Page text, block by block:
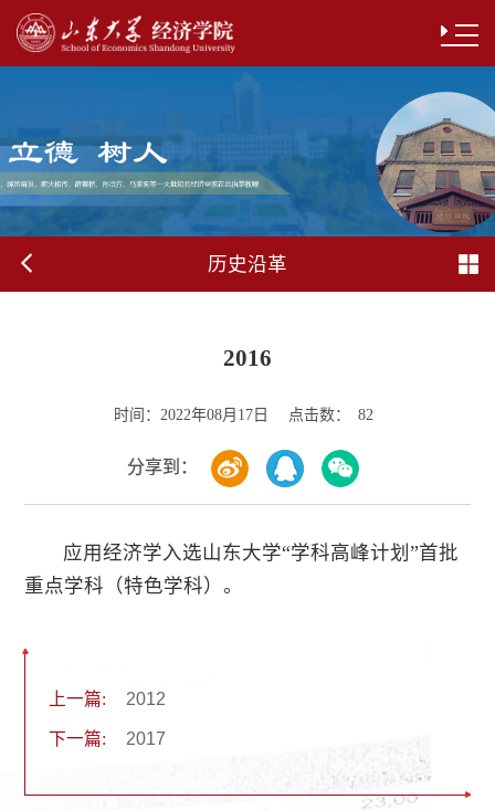
历史沿革
​2016
时间： 2022年08月17日 点击数： 82
分享到：
应用经济学入选山东大学“学科高峰计划”首批
重点学科（特色学科）。
上一篇: ​2012
下一篇: ​2017